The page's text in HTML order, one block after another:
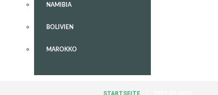
NAMIBIA
BOLIVIEN
MAROKKO